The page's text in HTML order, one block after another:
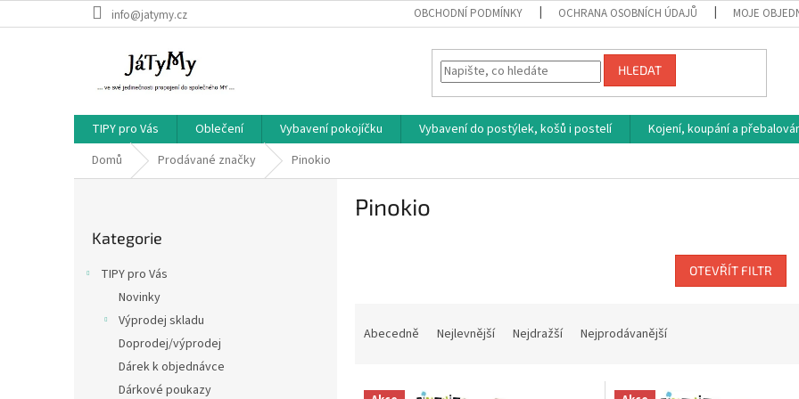
na
info@jatymy.cz OBCHODNÍ PODMÍNKY OCHRANA OSOBNÍCH ÚDAJŮ MOJE
HLEDAT
TIPY pro Vás Oblečení Vybavení pokojíčku Vybavení do postýlek, košů i postelí Kojení, koupání a
Domů
Prodávané značky Pinokio
kategorie
Kategorie
TIPY pro Vás
Novinky
Výprodej skladu
Doprodej/výprodej
Dárek k objednávce
Dárkové poukazy
Pinokio
OTEVŘÍT FILTR
n
Abecedně Nejlevnější Nejdražší Nejprodávanější
V